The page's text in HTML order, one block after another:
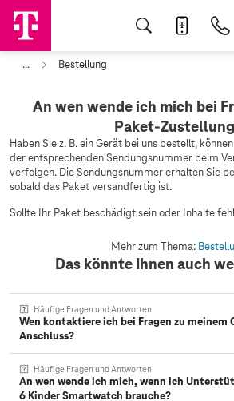
... Bestellung
An wen wende ich mich bei
Paket-
Haben Sie z. B. ein Gerät bei uns bestellt,
der entsprechenden Sendungsnummer beim
verfolgen. Die Sendungsnummer erhalten Sie
sobald das Paket versandfertig ist.
Sollte Ihr Paket beschädigt sein oder Inhalte
Mehr zum Thema:
Das könnte Ihnen auch
Häufige Fragen und Antworten
Wen kontaktiere ich bei Fragen zu meinem
Anschluss?
Häufige Fragen und Antworten
An wen wende ich mich, wenn ich
6 Kinder Smartwatch brauche?